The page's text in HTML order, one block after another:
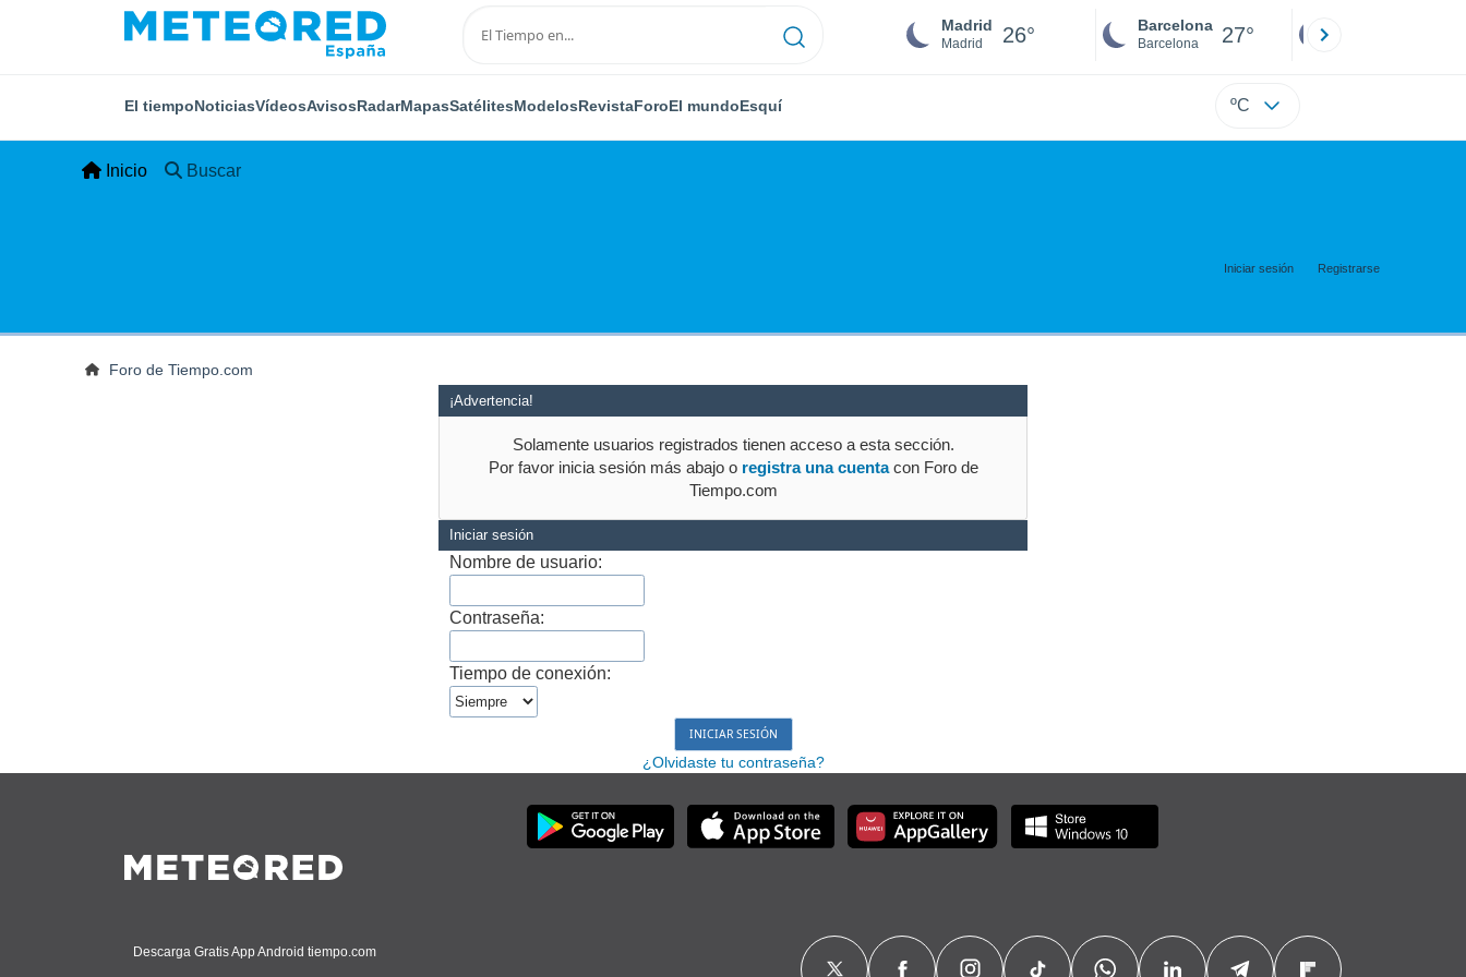
Madrid
Madrid 26° Barcelona
Barcelona 27°
El tiempoNoticiasVídeosAvisosRadarMapasSatélitesModelosRevistaForoEl mundoEsquí ºC
Inicio Buscar
Iniciar sesión Registrarse
Foro de Tiempo.com
¡Advertencia!
Solamente usuarios registrados tienen acceso a esta sección.
Por favor inicia sesión más abajo o registra una cuentacon Foro de
Tiempo.com
Iniciar sesión
Nombre de usuario:
Contraseña:
Tiempo de conexión:
¿Olvidaste tu contraseña?
Descarga Gratis App Android tiempo.com